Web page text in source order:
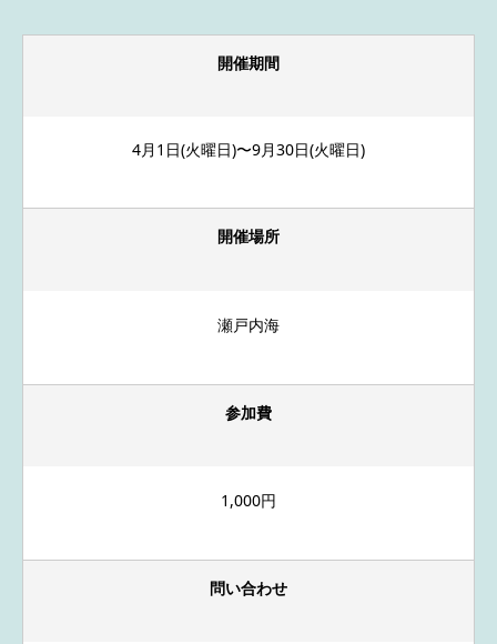
開催期間
4月1日(火曜日)〜9月30日(火曜日)
開催場所
瀬戸内海
参加費
1,000円
問い合わせ